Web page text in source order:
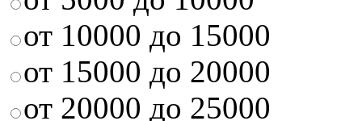
от 10000 до 15000
от 15000 до 20000
от 20000 до 25000